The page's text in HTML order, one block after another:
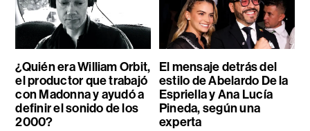
¿Quién era William Orbit,
el productor que trabajó
con Madonna y ayudó a
definir el sonido de los
2000?
El mensaje detrás del
estilo de Abelardo De la
Espriella y Ana Lucía
Pineda, según una
experta